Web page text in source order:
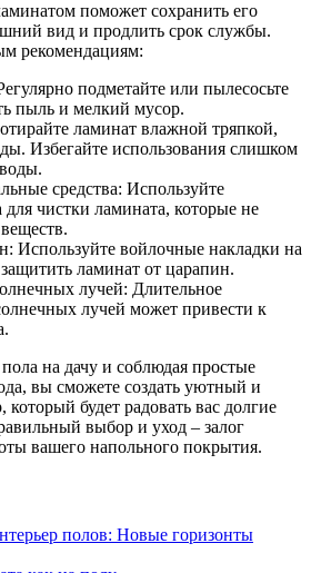
поможет сохранить его
вид и продлить срок службы.
рекомендациям:
подметайте или пылесосьте
пыль и мелкий мусор.
ламинат влажной тряпкой,
Избегайте использования слишком
средства: Используйте
для чистки ламината, которые не
Используйте войлочные накладки на
ламинат от царапин.
лучей: Длительное
лучей может привести к
на дачу и соблюдая простые
вы сможете создать уютный и
будет радовать вас долгие
выбор и уход – залог
вашего напольного покрытия.
полов: Новые горизонты